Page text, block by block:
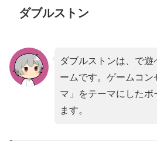
ダブルストン
ダブルストンは、で
ームです。ゲームコン
マ 」をテーマにした
ます。